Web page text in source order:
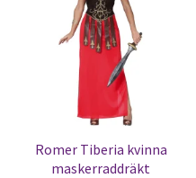
Romer Tiberia kvinna
maskerraddräkt